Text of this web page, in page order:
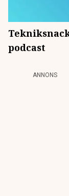
podcast
ANNONS